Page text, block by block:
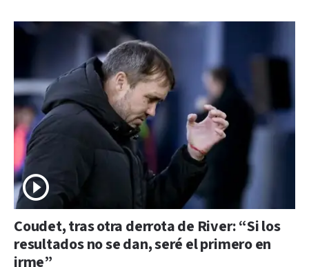
Coudet, tras otra derrota de River: “Si los
resultados no se dan, seré el primero en
irme”